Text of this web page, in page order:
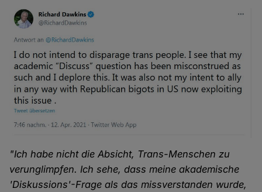
"Ich habe nicht die Absicht, Trans-Menschen zu
verunglimpfen. Ich sehe, dass meine akademische
'Diskussions'-Frage als das missverstanden wurde,